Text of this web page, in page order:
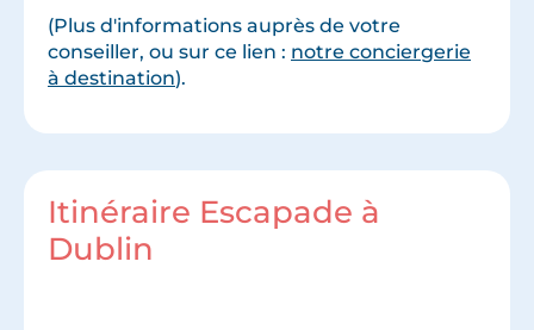
(Plus d'informations auprès de votre
conseiller, ou sur ce lien : notre conciergerie
à destination).
Itinéraire Escapade à
Dublin